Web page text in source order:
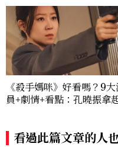
《殺手媽咪》好看嗎？9大
員+劇情+看點：孔曉振拿
看過此篇文章的人